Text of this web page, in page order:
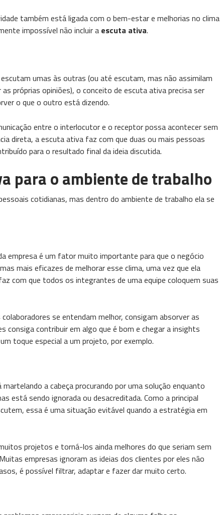
também está ligada com o bem-estar e melhorias no clima
impossível não incluir a escuta ativa.
umas às outras (ou até escutam, mas não assimilam
próprias opiniões), o conceito de escuta ativa precisa ser
o que o outro está dizendo.
entre o interlocutor e o receptor possa acontecer sem
direta, a escuta ativa faz com que duas ou mais pessoas
para o resultado final da ideia discutida.
para o ambiente de trabalho
cotidianas, mas dentro do ambiente de trabalho ela se
empresa é um fator muito importante para que o negócio
mais eficazes de melhorar esse clima, uma vez que ela
com que todos os integrantes de uma equipe coloquem suas
se entendam melhor, consigam absorver as
consiga contribuir em algo que é bom e chegar a insights
toque especial a um projeto, por exemplo.
a cabeça procurando por uma solução enquanto
está sendo ignorada ou desacreditada. Como a principal
essa é uma situação evitável quando a estratégia em
projetos e torná-los ainda melhores do que seriam sem
empresas ignoram as ideias dos clientes por eles não
é possível filtrar, adaptar e fazer dar muito certo.